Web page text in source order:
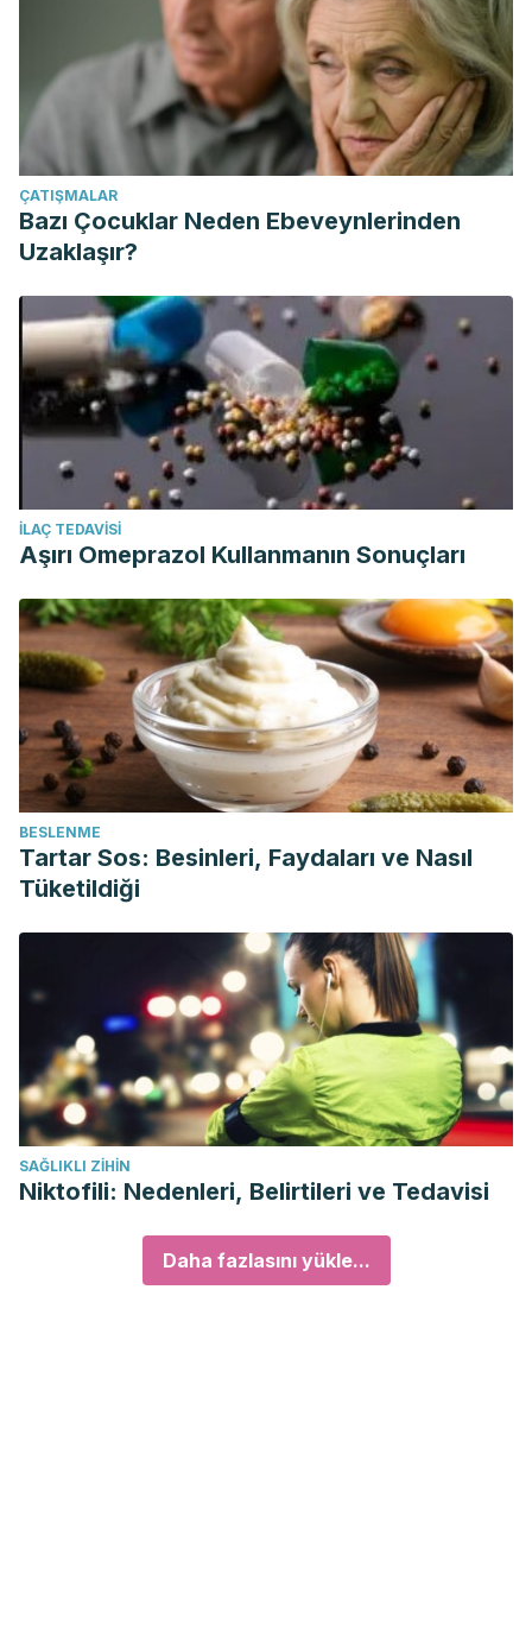
ÇATIŞMALAR
Bazı Çocuklar Neden Ebeveynlerinden
Uzaklaşır?
İLAÇ TEDAVISI
Aşırı Omeprazol Kullanmanın Sonuçları
BESLENME
Tartar Sos: Besinleri, Faydaları ve Nasıl
Tüketildiği
SAĞLIKLI ZIHIN
Niktofili: Nedenleri, Belirtileri ve Tedavisi
Daha fazlasını yükle...